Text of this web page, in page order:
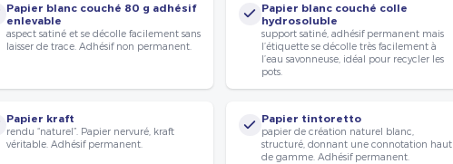
Papier blanc couché 80 g adhésif
enlevable
aspect satiné et se décolle facilement sans
laisser de trace. Adhésif non permanent.
Papier blanc couché colle
hydrosoluble
support satiné, adhésif permanent mais
l’étiquette se décolle très facilement à
l’eau savonneuse, idéal pour recycler les
pots.
Papier kraft
rendu “naturel”. Papier nervuré, kraft
véritable. Adhésif permanent.
Papier tintoretto
papier de création naturel blanc,
structuré, donnant une connotation haut
de gamme. Adhésif permanent.